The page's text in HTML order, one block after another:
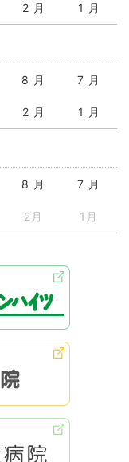
2 月 1 月
8 月 7 月
2 月 1 月
8 月 7 月
2月 1月